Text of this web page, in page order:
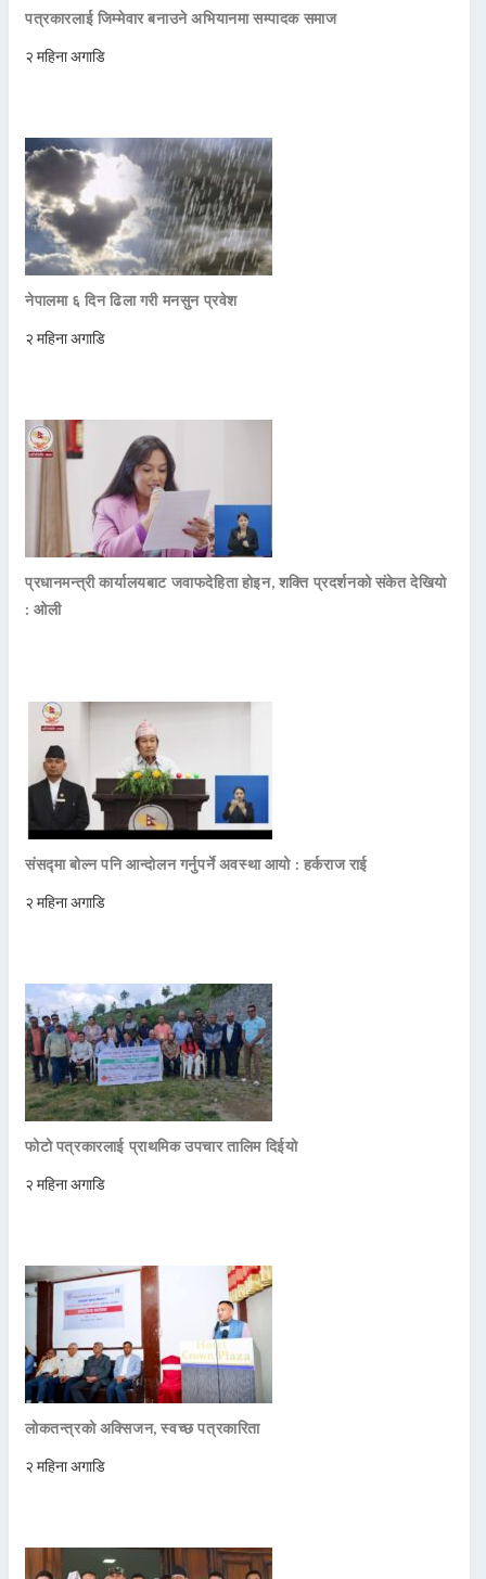
पत्रकारलाई जिम्मेवार बनाउने अभियानमा सम्पादक समाज
२ महिना अगाडि
नेपालमा ६ दिन ढिला गरी मनसुन प्रवेश
२ महिना अगाडि
प्रधानमन्त्री कार्यालयबाट जवाफदेहिता होइन, शक्ति प्रदर्शनको संकेत देखियो
: ओली
संसद्मा बोल्न पनि आन्दोलन गर्नुपर्ने अवस्था आयो : हर्कराज राई
२ महिना अगाडि
फोटो पत्रकारलाई प्राथमिक उपचार तालिम दिईयो
२ महिना अगाडि
लोकतन्त्रको अक्सिजन, स्वच्छ पत्रकारिता
२ महिना अगाडि